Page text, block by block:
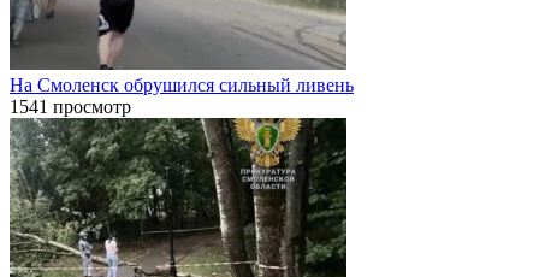
На Смоленск обрушился сильный ливень
1541 просмотр